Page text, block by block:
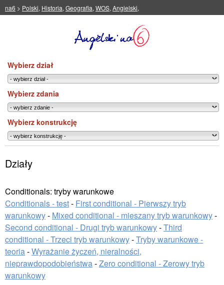
na6 > Polski, Historia, Geografia, WOS, Angielski,
Wybierz dział
Wybierz zdania
Wybierz konstrukcję
Działy
Conditionals: tryby warunkowe
Conditionals - test- First conditional - Pierwszy tryb
warunkowy- Mixed conditional - mieszany tryb warunkowy-
Second conditional - Drugi tryb warunkowy-Third
conditional - Trzeci tryb warunkowy-Tryby warunkowe -
teoria-Wyrażanie życzeń, nieralności,
nieprawdopodobieństwa-Zero conditional - Zerowy tryb
warunkowy